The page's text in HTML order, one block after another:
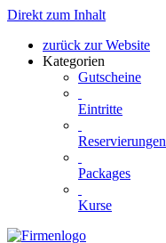
Direkt zum Inhalt
zurück zur Website
Kategorien
Gutscheine
Eintritte
Reservierungen
Packages
Kurse